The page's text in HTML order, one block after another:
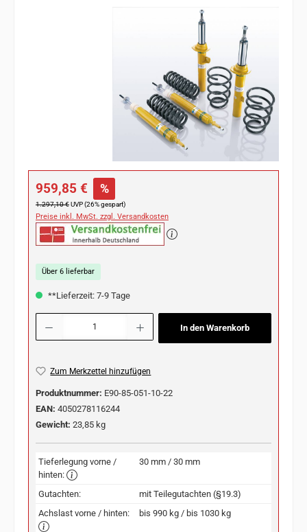
Verkaufspreis:
959,85 € %
Regulärer Preis:
1.297,10 €UVP (26% gespart)
Preise inkl. MwSt. zzgl. Versandkosten
Über 6 lieferbar
**Lieferzeit: 7-9 Tage
Produkt Anzahl: Gib den gewünschten Wert ein oder benutze die Schaltflächen
In den Warenkorb
Zum Merkzettel hinzufügen
Produktnummer: E90-85-051-10-22
EAN: 4050278116244
Gewicht: 23,85 kg
Tieferlegung vorne /
hinten:
30 mm / 30 mm
Gutachten:
mit Teilegutachten (§19.3)
Achslast vorne / hinten:
bis 990 kg / bis 1030 kg